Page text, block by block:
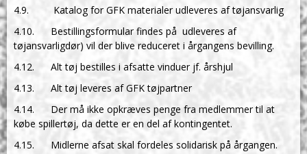
4.9. Katalog for GFK materialer udleveres af tøjansvarlig
4.10. Bestillingsformular findes på udleveres af
tøjansvarligdør) vil der blive reduceret i årgangens bevilling.
4.12. Alt tøj bestilles i afsatte vinduer jf. årshjul
4.13. Alt tøj leveres af GFK tøjpartner
4.14. Der må ikke opkræves penge fra medlemmer til at
købe spillertøj, da dette er en del af kontingentet.
4.15. Midlerne afsat skal fordeles solidarisk på årgangen.